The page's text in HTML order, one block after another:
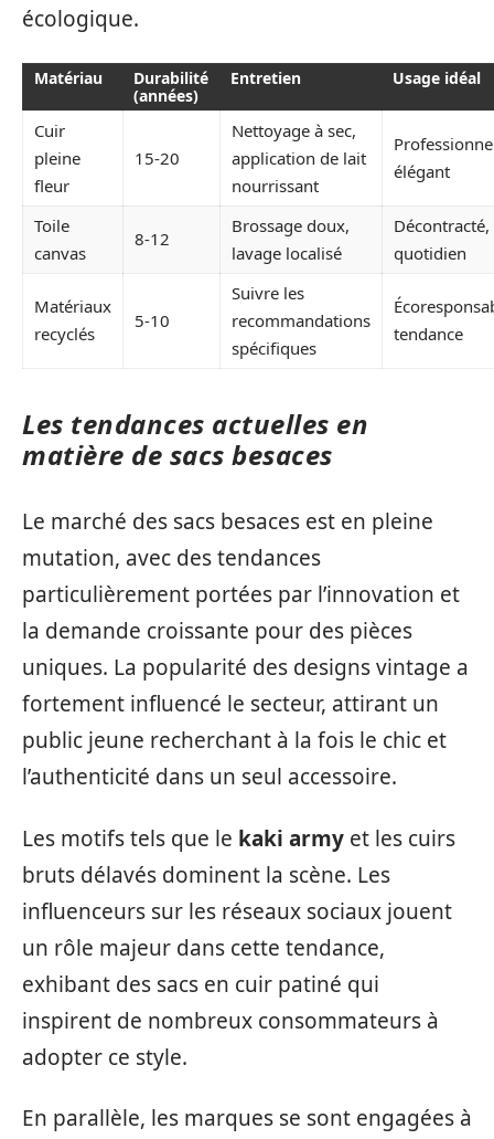
écologique.
Matériau
Durabilité
(années)
Entretien Usage idéal
Cuir
pleine
fleur
15-20
Nettoyage à sec,
application de lait
nourrissant
élégant
Toile
canvas
8-12
Brossage doux,
lavage localisé
Décontracté,
quotidien
Matériaux
recyclés
5-10
Suivre les
recommandations
spécifiques
tendance
Les tendances actuelles en
matière de sacs besaces
Le marché des sacs besaces est en pleine
mutation, avec des tendances
particulièrement portées par l’innovation et
la demande croissante pour des pièces
uniques. La popularité des designs vintage a
fortement influencé le secteur, attirant un
public jeune recherchant à la fois le chic et
l’authenticité dans un seul accessoire.
Les motifs tels que le kaki army et les cuirs
bruts délavés dominent la scène. Les
influenceurs sur les réseaux sociaux jouent
un rôle majeur dans cette tendance,
exhibant des sacs en cuir patiné qui
inspirent de nombreux consommateurs à
adopter ce style.
En parallèle, les marques se sont engagées à